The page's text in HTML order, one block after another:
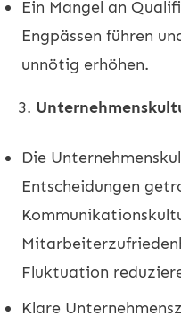
Ein Mangel an
Engpässen führen
unnötig erhöhen.
3.
Die
Entscheidungen
Fluktuation
Klare